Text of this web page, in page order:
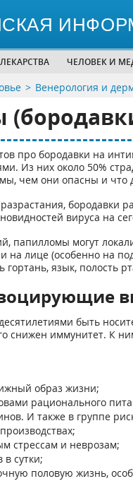
ЧЕЛОВЕК И
Венерология и
про бородавки на
Из них около 50%
чем они опасны и что
бородавки
вируса на
папилломы могут
и на лице (особенно на
язык, полость
быть
снижен иммунитет. К
образ жизни;
рационального
И также в группе
стрессам и неврозам;
в сутки;
половую жизнь,